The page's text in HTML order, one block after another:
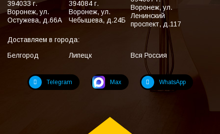
394033 г.
Воронеж,ул.
Остужева, д.66А
394084 г.
Воронеж,ул.
Чебышева, д.24Б
Воронеж,ул.
Ленинский
проспект, д.117
Доставляем в города:
Белгород
Липецк Вся Россия
Telegram Max WhatsApp